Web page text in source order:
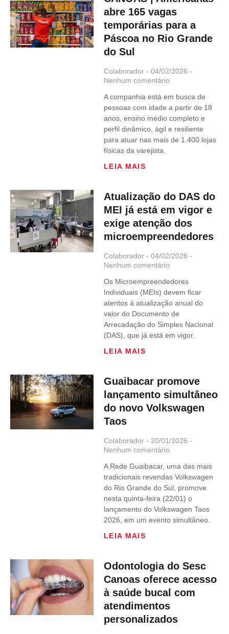
abre 165 vagas
temporárias para a
Páscoa no Rio Grande
do Sul
Colaborador 04/02/2026
Nenhum comentário
A companhia está em busca de
pessoas com idade a partir de 18
anos, ensino médio completo e
perfil dinâmico, ágil e resiliente
para atuar nas mais de 1.400 lojas
físicas da varejista.
LEIA MAIS
Atualização do DAS do
MEI já está em vigor e
exige atenção dos
microempreendedores
Colaborador 04/02/2026
Nenhum comentário
Os Microempreendedores
Individuais (MEIs) devem ficar
atentos à atualização anual do
valor do Documento de
Arrecadação do Simples Nacional
(DAS), que já está em vigor.
LEIA MAIS
Guaibacar promove
lançamento simultâneo
do novo Volkswagen
Taos
Colaborador 20/01/2026
Nenhum comentário
A Rede Guaibacar, uma das mais
tradicionais revendas Volkswagen
do Rio Grande do Sul, promove
nesta quinta-feira (22/01) o
lançamento do Volkswagen Taos
2026, em um evento simultâneo.
LEIA MAIS
Odontologia do Sesc
Canoas oferece acesso
à saúde bucal com
atendimentos
personalizados